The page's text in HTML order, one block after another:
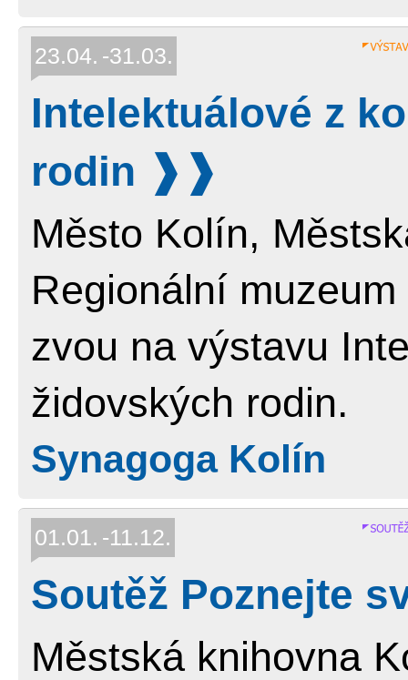
23.04. 31.03.
Intelektuálové z
rodin
Město Kolín,
Regionální
zvou na výstavu
židovských rodin.
Synagoga Kolín
01.01. 11.12.
Soutěž Poznejte
Městská knihovna